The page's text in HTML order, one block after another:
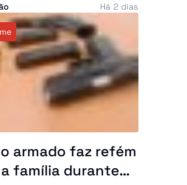
um apelo directo aos
sublinhando que o
espera resultados
na resolução dos
problemas do país. No
dia, o Chefe de Estado
ainda o embaixador
do Vietname em Angola,
Há 2 dias
armado faz refém
família durante